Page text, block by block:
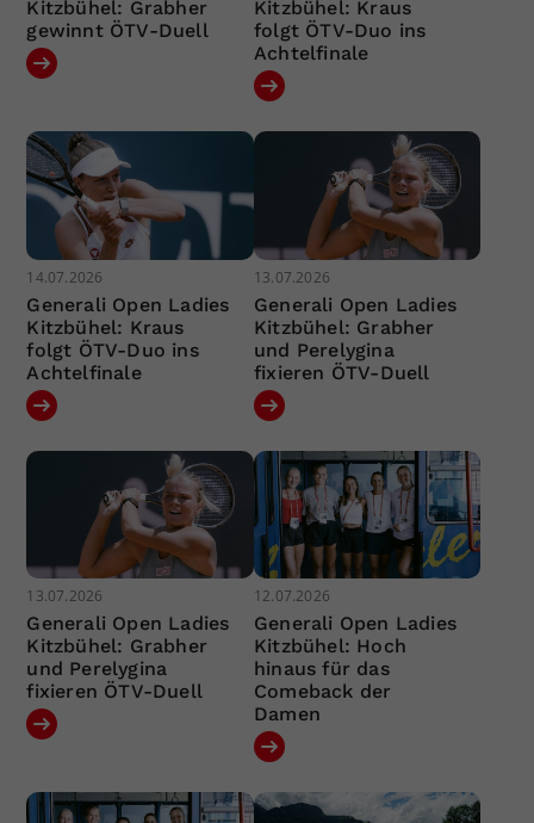
Kitzbühel: Grabher
gewinnt ÖTV-Duell
Kitzbühel: Kraus
folgt ÖTV-Duo ins
Achtelfinale
14.07.2026
Generali Open Ladies
Kitzbühel: Kraus
folgt ÖTV-Duo ins
Achtelfinale
13.07.2026
Generali Open Ladies
Kitzbühel: Grabher
und Perelygina
fixieren ÖTV-Duell
13.07.2026
Generali Open Ladies
Kitzbühel: Grabher
und Perelygina
fixieren ÖTV-Duell
12.07.2026
Generali Open Ladies
Kitzbühel: Hoch
hinaus für das
Comeback der
Damen